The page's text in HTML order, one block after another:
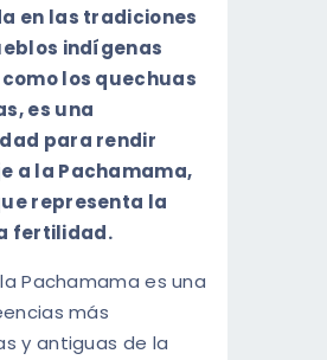
en las tradiciones
indígenas
los quechuas
es una
para rendir
a la Pachamama,
representa la
fertilidad.
Pachamama es una
más
y antiguas de la